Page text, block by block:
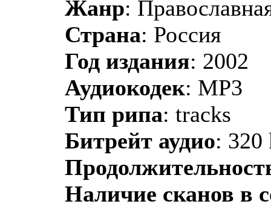
Жанр:
Страна: Россия
Год издания: 2002
Аудиокодек: MP3
Тип рипа: tracks
Битрейт аудио: 320
Наличие сканов в